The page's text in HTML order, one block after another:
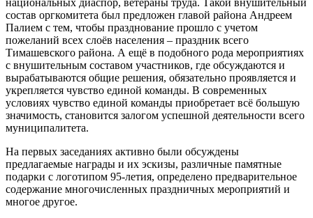
состав оргкомитета был предложен главой района Андреем
Палием с тем, чтобы празднование прошло с учетом
пожеланий всех слоёв населения – праздник всего
Тимашевского района. А ещё в подобного рода мероприятиях
с внушительным составом участников, где обсуждаются и
вырабатываются общие решения, обязательно проявляется и
укрепляется чувство единой команды. В современных
условиях чувство единой команды приобретает всё большую
значимость, становится залогом успешной деятельности всего
муниципалитета.
На первых заседаниях активно были обсуждены
предлагаемые награды и их эскизы, различные памятные
подарки с логотипом 95-летия, определено предварительное
содержание многочисленных праздничных мероприятий и
многое другое.